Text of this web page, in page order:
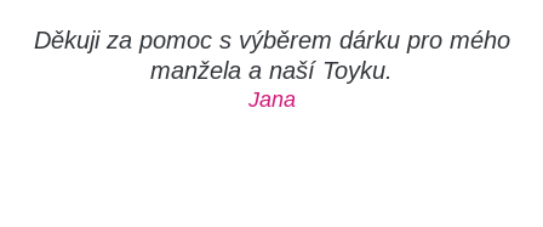
Děkuji za pomoc s výběrem dárku pro mého
manžela a naší Toyku.
Jana